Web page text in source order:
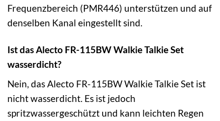
Frequenzbereich (PMR446) unterstützen und auf
denselben Kanal eingestellt sind.
Ist das Alecto FR-115BW Walkie Talkie Set
wasserdicht?
Nein, das Alecto FR-115BW Walkie Talkie Set ist
nicht wasserdicht. Es ist jedoch
spritzwassergeschützt und kann leichten Regen